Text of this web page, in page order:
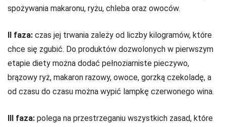
spożywania makaronu, ryżu, chleba oraz owoców.
II faza: czas jej trwania zależy od liczby kilogramów, które
chce się zgubić. Do produktów dozwolonych w pierwszym
etapie diety można dodać pełnoziarniste pieczywo,
brązowy ryż, makaron razowy, owoce, gorzką czekoladę, a
od czasu do czasu można wypić lampkę czerwonego wina.
III faza: polega na przestrzeganiu wszystkich zasad, które